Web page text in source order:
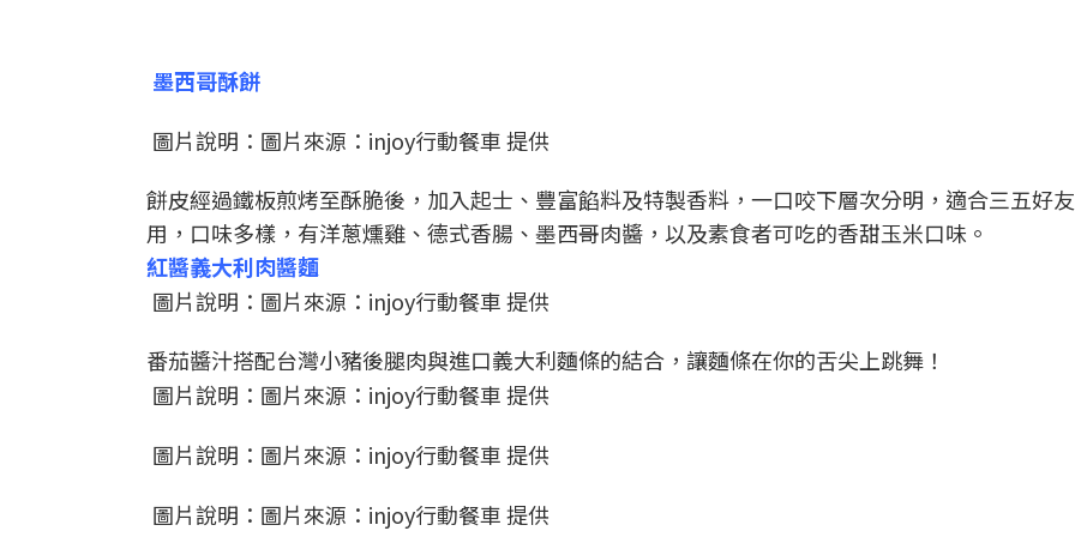
墨西哥酥餅
圖片說明：圖片來源：injoy行動餐車 提供
餅皮經過鐵板煎烤至酥脆後，加入起士、豐富餡料及特製香料，一口咬下層次分明，適合三五好
用，口味多樣，有洋蔥燻雞、德式香腸、墨西哥肉醬，以及素食者可吃的香甜玉米口味。
紅醬義大利肉醬麵
圖片說明：圖片來源：injoy行動餐車 提供
番茄醬汁搭配台灣小豬後腿肉與進口義大利麵條的結合，讓麵條在你的舌尖上跳舞！
圖片說明：圖片來源：injoy行動餐車 提供
圖片說明：圖片來源：injoy行動餐車 提供
圖片說明：圖片來源：injoy行動餐車 提供